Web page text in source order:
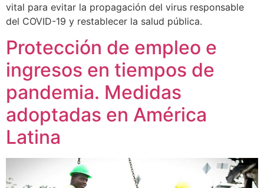
vital para evitar la propagación del virus responsable
del COVID-19 y restablecer la salud pública.
Protección de empleo e
ingresos en tiempos de
pandemia. Medidas
adoptadas en América
Latina